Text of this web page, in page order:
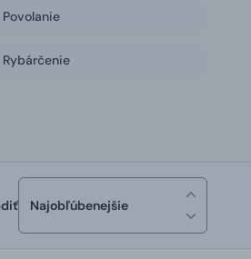
Povolanie
Rybárčenie
Najobľúbenejšie